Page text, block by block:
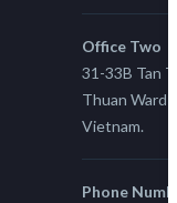
Office Two
31-33B Tan
Thuan Ward
Vietnam.
Phone